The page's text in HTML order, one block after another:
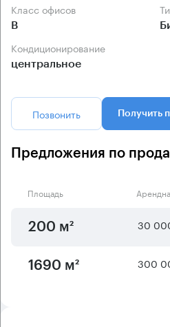
Класс офисов
B
Кондиционирование
центральное
Позвонить Получить
Предложения по
Площадь
200 м² 30
1690 м² 300